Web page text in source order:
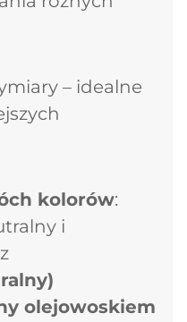
– idealne
kolorów:
i
olejowoskiem